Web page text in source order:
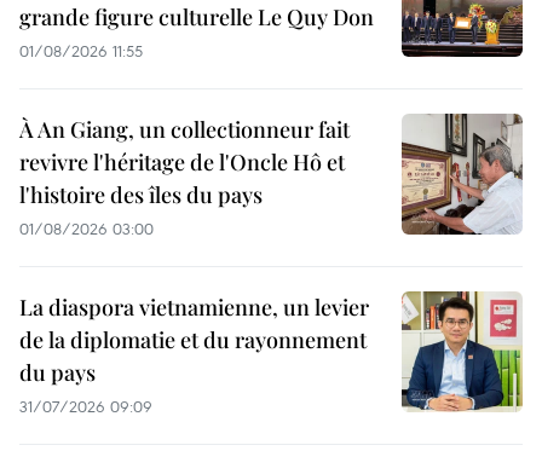
grande figure culturelle Le Quy Don
01/08/2026 11:55
À An Giang, un collectionneur fait
revivre l'héritage de l'Oncle Hô et
l'histoire des îles du pays
01/08/2026 03:00
La diaspora vietnamienne, un levier
de la diplomatie et du rayonnement
du pays
31/07/2026 09:09